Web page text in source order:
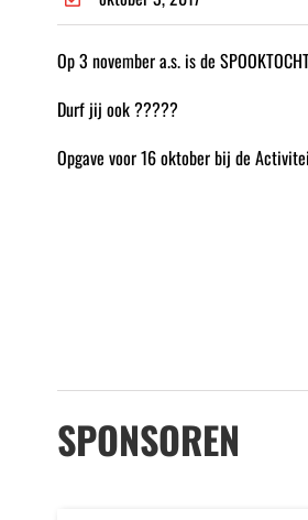
Op 3 november a.s. is de
Durf jij ook ?????
Opgave voor 16 oktober bij de
SPONSOREN